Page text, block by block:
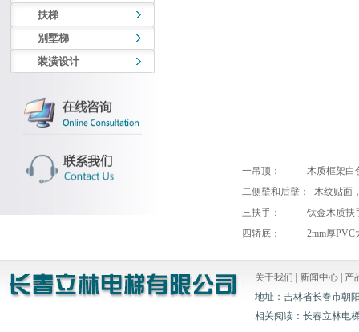
扶梯
别墅梯
装潢设计
一吊顶： 木质框架白色
二侧壁和后壁： 木纹贴面
三扶手： 钛金木质扶
四轿底： 2mm厚PVC
关于我们 新闻中心
产
地址：吉林省长春市朝
相关阅读：长春立林电